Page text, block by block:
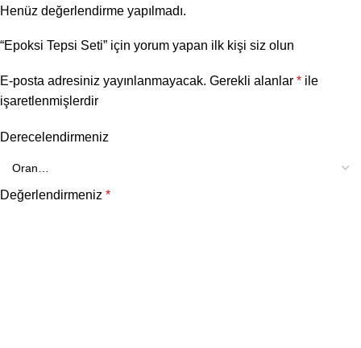
Henüz değerlendirme yapılmadı.
“Epoksi Tepsi Seti” için yorum yapan ilk kişi siz olun
E-posta adresiniz yayınlanmayacak. Gerekli alanlar * ile
işaretlenmişlerdir
Derecelendirmeniz
Değerlendirmeniz *